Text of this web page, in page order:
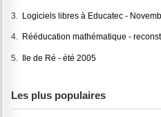
3. Logiciels libres à Educatec -
4. Rééducation mathématique -
5. Ile de Ré - été 2005
Les plus populaires